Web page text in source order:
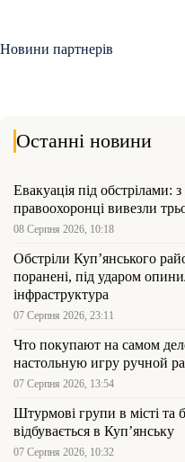
Новини партнерів
Останні новини
Евакуація під обстрілами:
правоохоронці вивезли
08 Серпня 2026, 10:18
Обстріли Куп’янського
поранені, під ударом
інфраструктура
07 Серпня 2026, 23:11
Что покупают на самом
настольную игру ручной
07 Серпня 2026, 13:54
Штурмові групи в місті та
відбувається в Куп’янську
07 Серпня 2026, 10:32